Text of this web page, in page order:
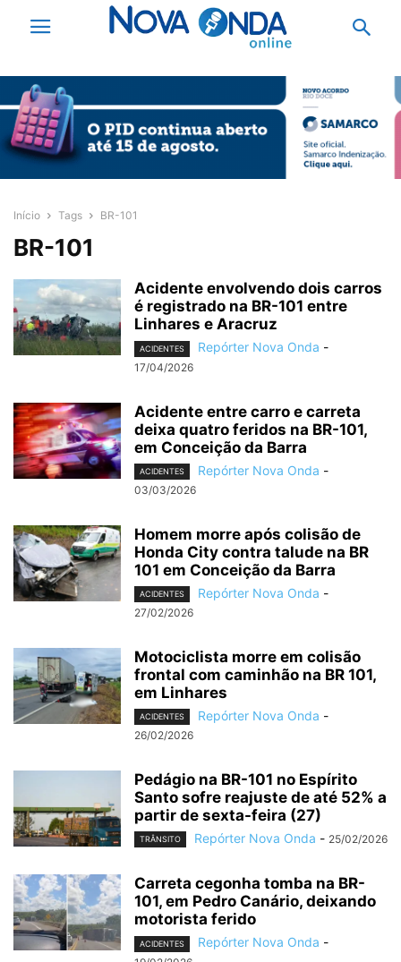
Início Tags BR-101
BR-101
Acidente envolvendo dois carros
é registrado na BR-101 entre
Linhares e Aracruz
ACIDENTES Repórter Nova Onda -
17/04/2026
Acidente entre carro e carreta
deixa quatro feridos na BR-101,
em Conceição da Barra
ACIDENTES Repórter Nova Onda -
03/03/2026
Homem morre após colisão de
Honda City contra talude na BR
101 em Conceição da Barra
ACIDENTES Repórter Nova Onda -
27/02/2026
Motociclista morre em colisão
frontal com caminhão na BR 101,
em Linhares
ACIDENTES Repórter Nova Onda -
26/02/2026
Pedágio na BR-101 no Espírito
Santo sofre reajuste de até 52% a
partir de sexta-feira (27)
TRÂNSITO Repórter Nova Onda - 25/02/2026
Carreta cegonha tomba na BR-
101, em Pedro Canário, deixando
motorista ferido
ACIDENTES Repórter Nova Onda -